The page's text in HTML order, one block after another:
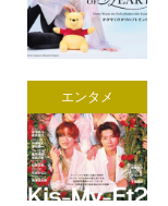
エンタメ